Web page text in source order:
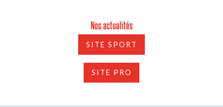
Nos actualités
SITE SPORT
SITE PRO